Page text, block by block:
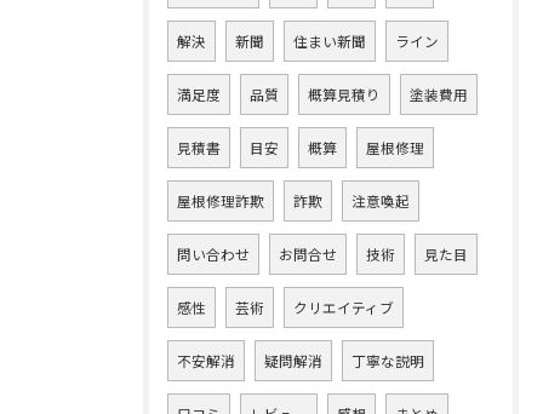
解決 新聞 住まい新聞 ライン
満足度 品質 概算見積り 塗装費用
見積書 目安 概算 屋根修理
屋根修理詐欺 詐欺 注意喚起
問い合わせ お問合せ 技術 見た目
感性 芸術 クリエイティブ
不安解消 疑問解消 丁寧な説明